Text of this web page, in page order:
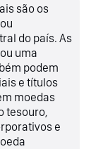
são os
do país. As
uma
podem
e títulos
moedas
tesouro,
e